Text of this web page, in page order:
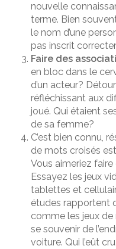
nouvelle
terme. Bien
le nom d’une
pas inscrit
Faire des
en bloc dans le
d’un acteur?
réfléchissant aux
joué. Qui étaient
de sa femme?
C’est bien connu,
de mots croisés
Vous aimeriez
Essayez les jeux
tablettes et
études rapportent
comme les jeux de
se souvenir de
voiture. Qui l’eût